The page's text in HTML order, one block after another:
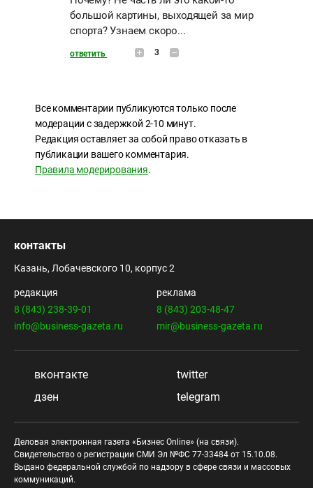
большой картины, выходящей за мир
спорта? Узнаем скоро...
ответить 3
Все комментарии публикуются только после
модерации с задержкой 2-10 минут.
Редакция оставляет за собой право отказать в
публикации вашего комментария.
Правила модерирования.
контакты
Казань, Лобачевского 10, корпус 2
редакция
8 (843) 238-39-01
info@business-gazeta.ru
реклама
8 (843) 203-48-47
mir@business-gazeta.ru
вконтакте
twitter
дзен
telegram
Деловая электронная газета «Бизнес Online» (на связи).
Свидетельство о регистрации СМИ Эл №ФС 77-33484 от 15.10.08.
Выдано федеральной службой по надзору в сфере связи и массовых
коммуникаций.